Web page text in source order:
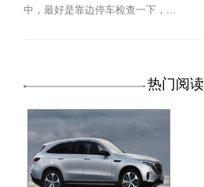
中，最好是靠边停车检查一下，...
热门阅读